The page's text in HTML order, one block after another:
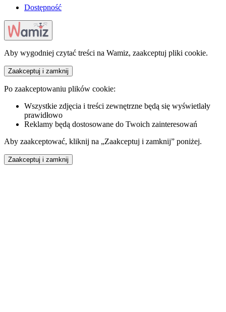
Dostępność
Aby wygodniej czytać treści na Wamiz, zaakceptuj pliki cookie.
Zaakceptuj i zamknij
Po zaakceptowaniu plików cookie:
Wszystkie zdjęcia i treści zewnętrzne będą się wyświetlały
prawidłowo
Reklamy będą dostosowane do Twoich zainteresowań
Aby zaakceptować, kliknij na „Zaakceptuj i zamknij” poniżej.
Zaakceptuj i zamknij